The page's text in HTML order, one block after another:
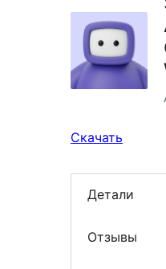
Скачать
Детали
Отзывы